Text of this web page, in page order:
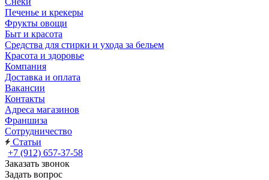
Печенье и крекеры
Фрукты овощи
Быт и красота
Средства для стирки и ухода за бельем
Красота и здоровье
Компания
Доставка и оплата
Вакансии
Контакты
Адреса магазинов
Франшиза
Сотрудничество
Статьи
+7 (912) 657-37-58
Заказать звонок
Задать вопрос